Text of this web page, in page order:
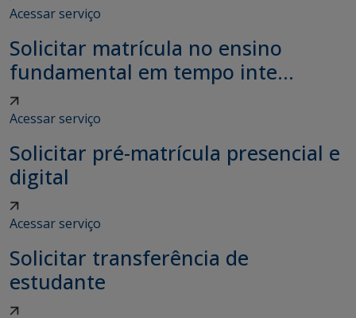
Acessar serviço
Solicitar matrícula no ensino
fundamental em tempo inte...
Acessar serviço
Solicitar pré-matrícula presencial e
digital
Acessar serviço
Solicitar transferência de
estudante